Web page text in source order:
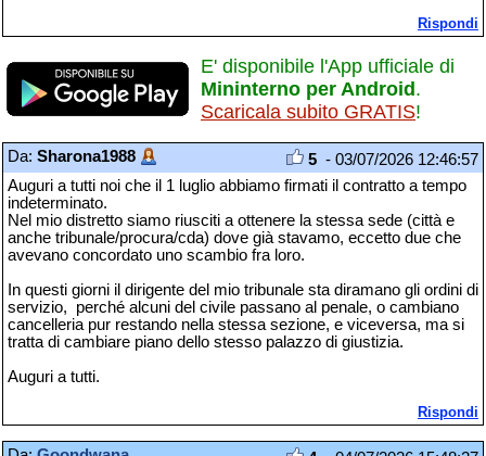
Rispondi
E' disponibile l'App ufficiale di
Mininterno per Android.
Scaricala subito GRATIS!
Da: Sharona1988 5 - 03/07/2026 12:46:57
Auguri a tutti noi che il 1 luglio abbiamo firmati il contratto a tempo
indeterminato.
Nel mio distretto siamo riusciti a ottenere la stessa sede (città e
anche tribunale/procura/cda) dove già stavamo, eccetto due che
avevano concordato uno scambio fra loro.
In questi giorni il dirigente del mio tribunale sta diramano gli ordini di
servizio, perché alcuni del civile passano al penale, o cambiano
cancelleria pur restando nella stessa sezione, e viceversa, ma si
tratta di cambiare piano dello stesso palazzo di giustizia.
Auguri a tutti.
Rispondi